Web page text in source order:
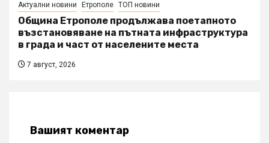
Актуални новини Етрополе ТОП новини
Община Етрополе продължава поетапното
възстановяване на пътната инфраструктура
в града и част от населените места
7 август, 2026
Вашият коментар